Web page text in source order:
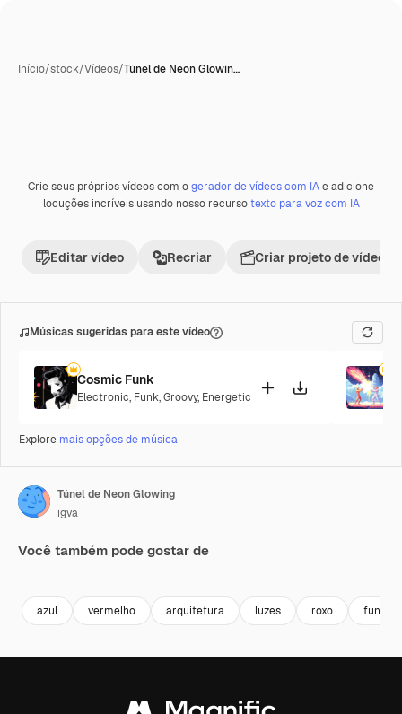
Início/stock/Vídeos/Túnel de Neon Glowin…
Crie seus próprios vídeos com ogerador de vídeos com IAe adicione
locuções incríveis usando nosso recursotexto para voz com IA
Editar vídeo Recriar Criar projeto de vídeo
Músicas sugeridas para este vídeo
Cosmic Funk
Electronic, Funk,Groovy, Energetic
Explore mais opções de música
Túnel de Neon Glowing
igva
Você também pode gostar de
azul vermelho arquitetura luzes roxo fundo